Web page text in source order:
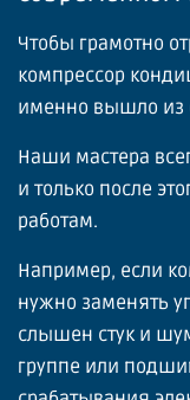
Чтобы грамотно
компрессор
именно вышло из
Наши мастера
и только после
работам.
Например, если
нужно заменять
слышен стук и
группе или